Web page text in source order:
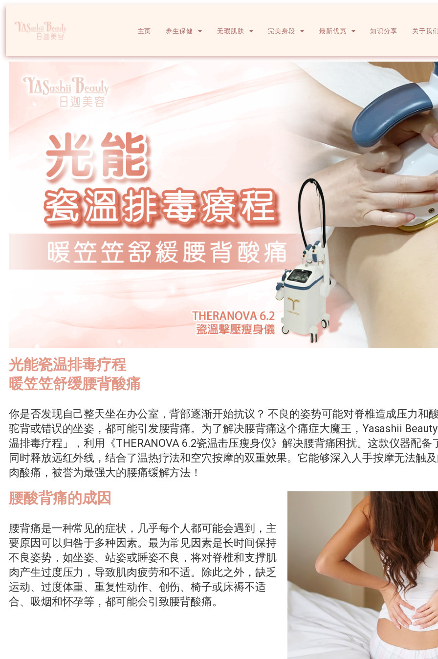
主页 养生保健 无瑕肌肤 完美身段 最新优惠 知识分享 关于我
光能瓷温排毒疗程
暖笠笠舒缓腰背酸痛
你是否发现自己整天坐在办公室，背部逐渐开始抗议？ 不良的姿势可能对脊椎造成压力和
驼背或错误的坐姿，都可能引发腰背痛。为了解决腰背痛这个痛症大魔王，Yasashii
温排毒疗程」，利用《THERANOVA 6.2瓷温击压瘦身仪》解决腰背痛困扰。这款仪器配备
同时释放远红外线，结合了温热疗法和空穴按摩的双重效果。它能够深入人手按摩无法触
肉酸痛，被誉为最强大的腰痛缓解方法！
腰酸背痛的成因
腰背痛是一种常见的症状，几乎每个人都可能会遇到，主
要原因可以归咎于多种因素。最为常见因素是长时间保持
不良姿势，如坐姿、站姿或睡姿不良，将对脊椎和支撑肌
肉产生过度压力，导致肌肉疲劳和不适。除此之外，缺乏
运动、过度体重、重复性动作、创伤、椅子或床褥不适
合、吸烟和怀孕等，都可能会引致腰背酸痛。